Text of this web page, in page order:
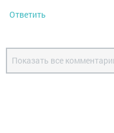
Ответить
Показать все